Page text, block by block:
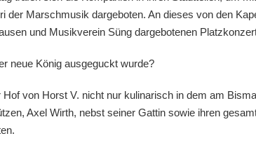
der Marschmusik dargeboten. An dieses von den
und Musikverein Süng dargebotenen
neue König ausgeguckt wurde?
von Horst V. nicht nur kulinarisch in dem am
Axel Wirth, nebst seiner Gattin sowie ihren